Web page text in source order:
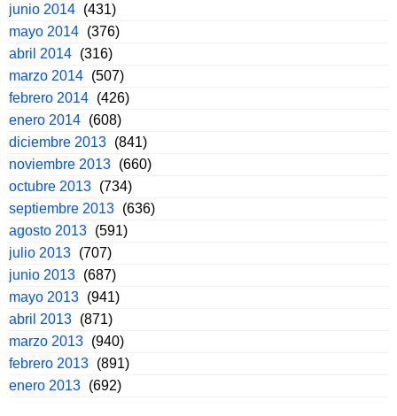
junio 2014 (431)
mayo 2014 (376)
abril 2014 (316)
marzo 2014 (507)
febrero 2014 (426)
enero 2014 (608)
diciembre 2013 (841)
noviembre 2013 (660)
octubre 2013 (734)
septiembre 2013 (636)
agosto 2013 (591)
julio 2013 (707)
junio 2013 (687)
mayo 2013 (941)
abril 2013 (871)
marzo 2013 (940)
febrero 2013 (891)
enero 2013 (692)